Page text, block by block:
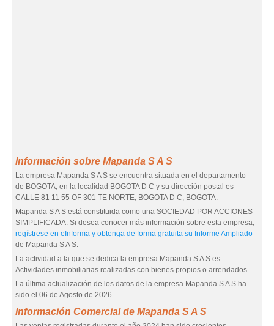
Información sobre Mapanda S A S
La empresa Mapanda S A S se encuentra situada en el departamento
de BOGOTA, en la localidad BOGOTA D C y su dirección postal es
CALLE 81 11 55 OF 301 TE NORTE, BOGOTA D C, BOGOTA.
Mapanda S A S está constituida como una SOCIEDAD POR ACCIONES
SIMPLIFICADA. Si desea conocer más información sobre esta empresa,
regístrese en eInforma y obtenga de forma gratuita su Informe Ampliado
de Mapanda S A S.
La actividad a la que se dedica la empresa Mapanda S A S es
Actividades inmobiliarias realizadas con bienes propios o arrendados.
La última actualización de los datos de la empresa Mapanda S A S ha
sido el 06 de Agosto de 2026.
Información Comercial de Mapanda S A S